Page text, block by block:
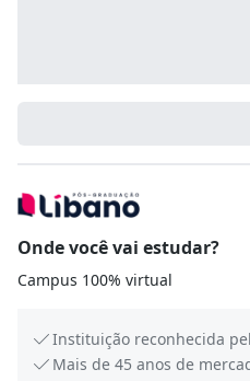
Onde você vai estudar?
Campus 100% virtual
Instituição reconhecida
Mais de 45 anos de